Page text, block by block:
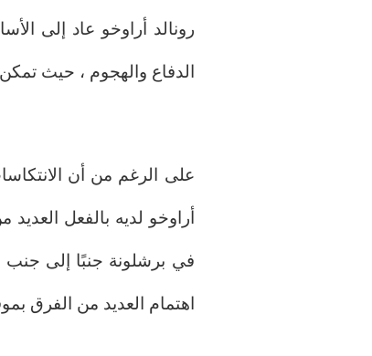
رونالد أراوخو عاد إلى
الدفاع والهجوم ، حيث
على الرغم من أن
أراوخو لديه بالفعل
اهتمام العديد من الفرق